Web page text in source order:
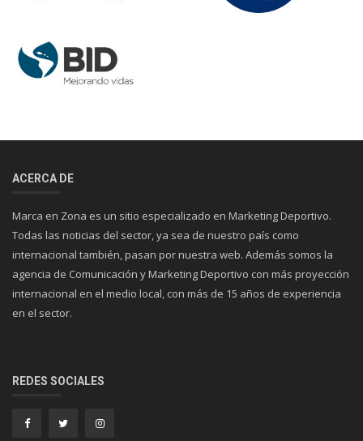
ACERCA DE
Marca en Zona es un sitio especializado en Marketing Deportivo.
Todas las noticias del sector, ya sea de nuestro país como
internacional también, pasan por nuestra web. Además somos la
agencia de Comunicación y Marketing Deportivo con más proyección
internacional en el medio local, con más de 15 años de experiencia
en el sector.
REDES SOCIALES